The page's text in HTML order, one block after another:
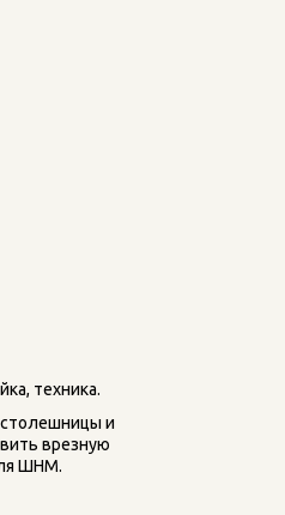
техника.
и
врезную
ШНМ.